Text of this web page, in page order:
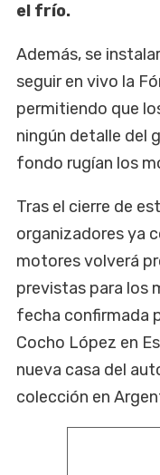
el frío.
Además, se
seguir en vivo la
permitiendo que
ningún detalle del
fondo rugían los
Tras el cierre de
organizadores ya
motores volverá
previstas para los
fecha confirmada
Cocho López en
nueva casa del
colección en